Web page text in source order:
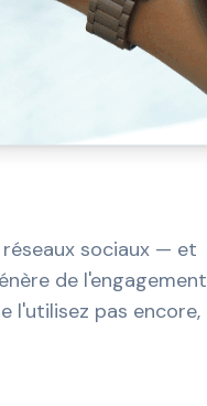
sociaux — et
de l'engagement
l'utilisez pas encore,